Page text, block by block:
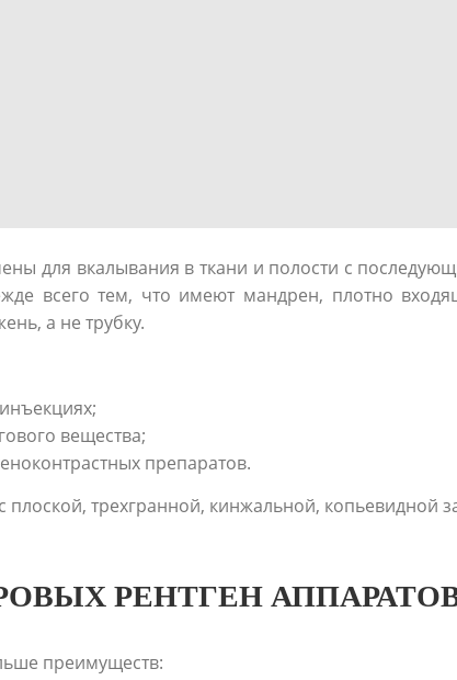
для вкалывания в ткани и полости с
всего тем, что имеют мандрен, плотно
а не трубку.
вещества;
препаратов.
плоской, трехгранной, кинжальной, копьевидной
РЕНТГЕН
преимуществ: